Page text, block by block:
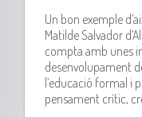
Un bon exemple
Matilde Salvador
compta amb unes
desenvolupament
l’educació formal i
pensament crític,